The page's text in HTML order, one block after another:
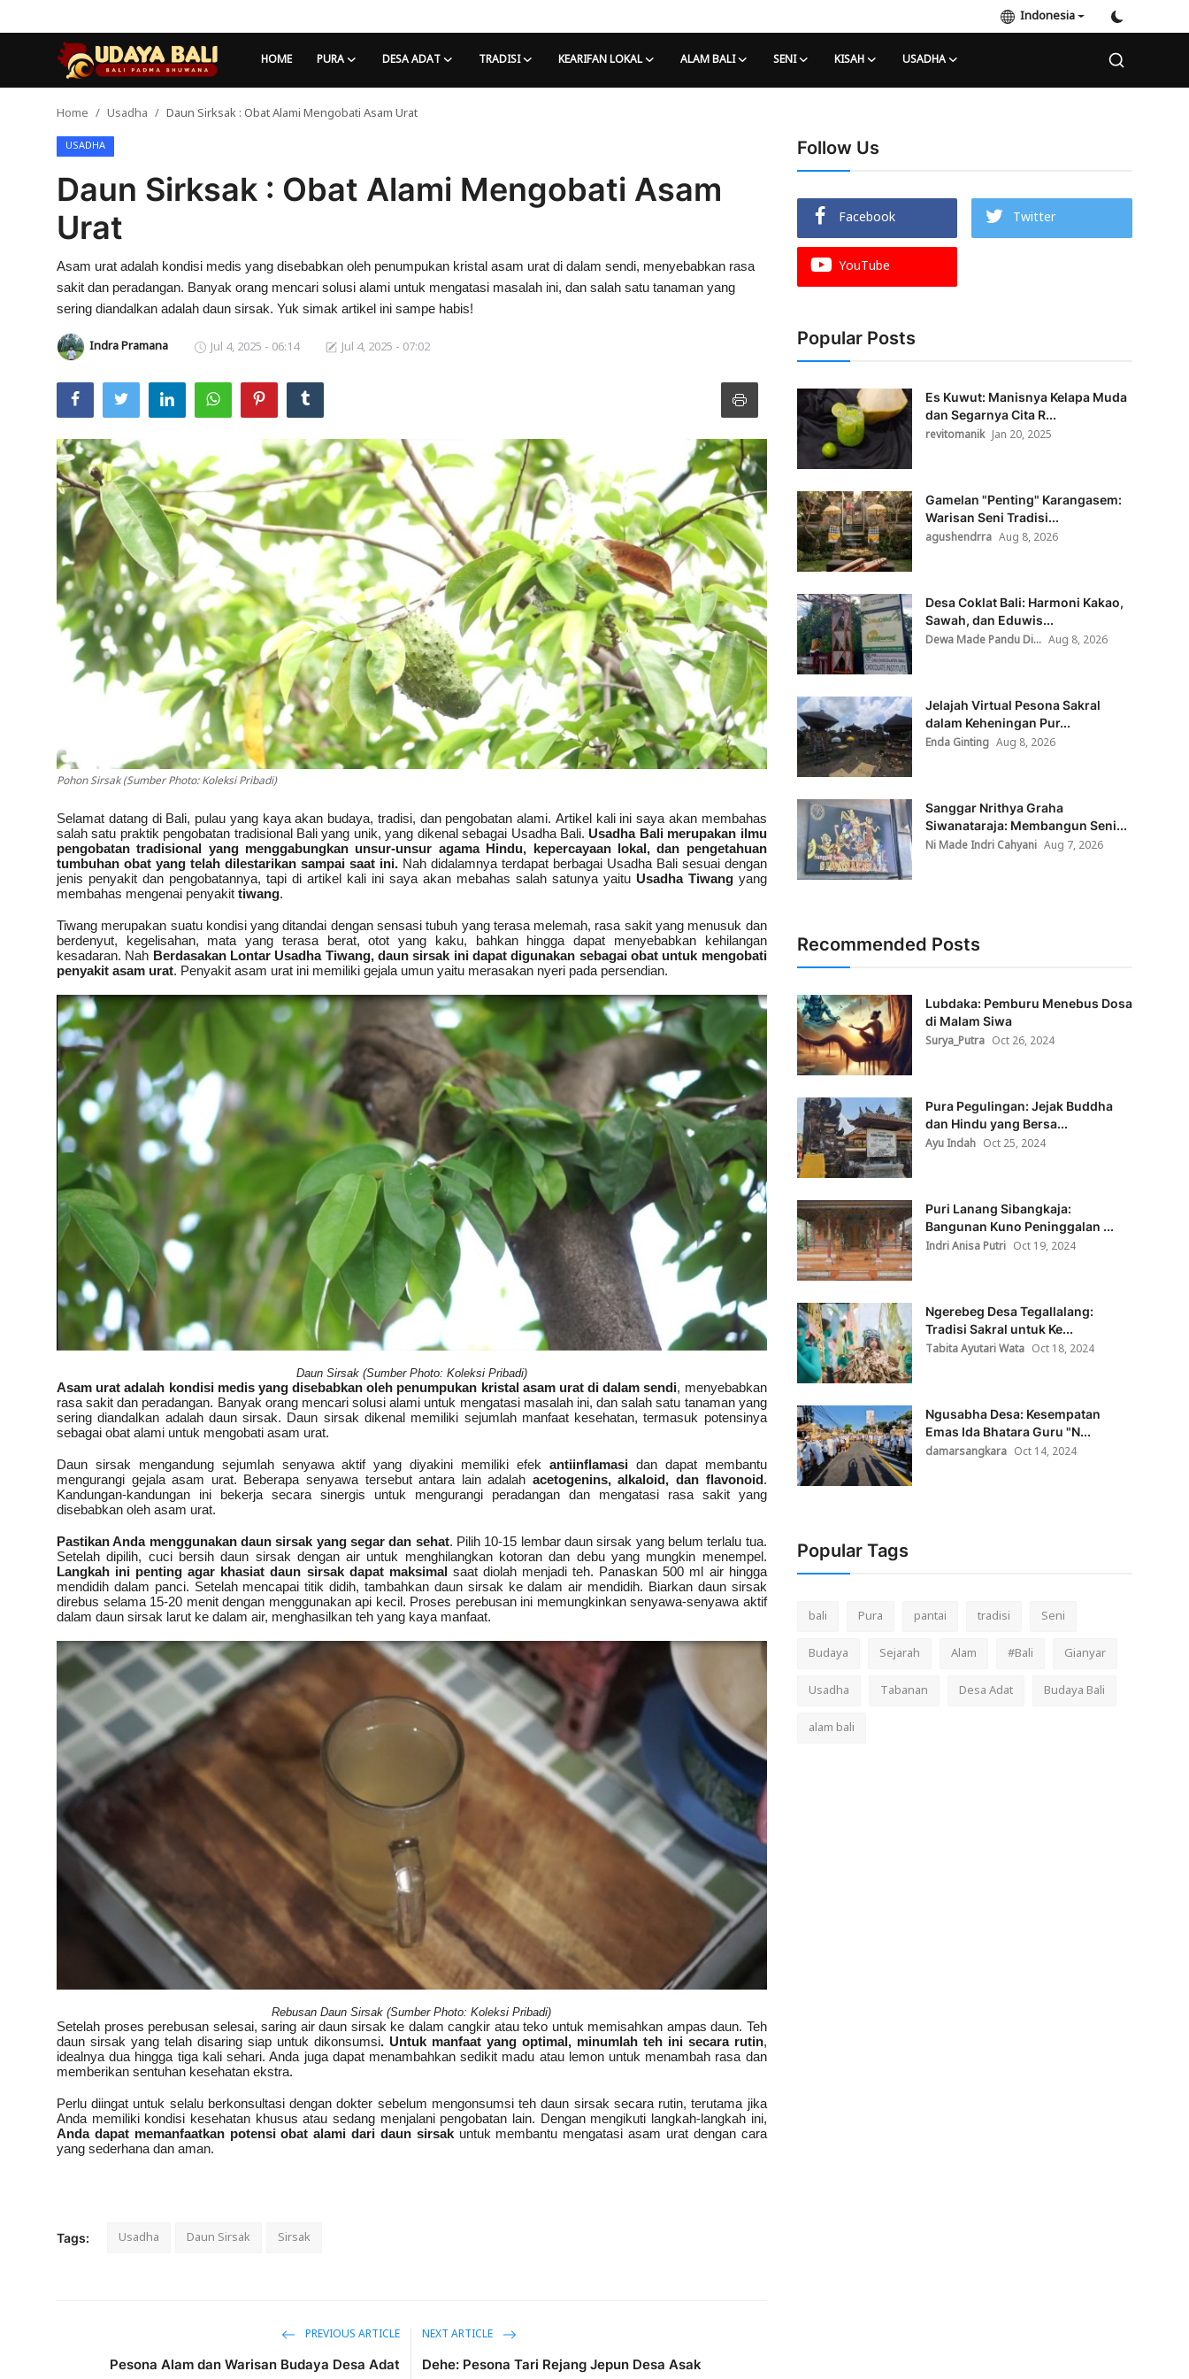
Indonesia
HOME PURA DESA ADAT TRADISI KEARIFAN LOKAL ALAM BALI SENI KISAH USADHA
Desa Adat
Kearifan lokal
Alam Bali
Indonesia
Home Usadha Daun Sirksak : Obat Alami Mengobati Asam Urat
USADHA
Daun Sirksak : Obat Alami Mengobati Asam
Urat
Asam urat adalah kondisi medis yang disebabkan oleh penumpukan kristal asam urat di dalam sendi, menyebabkan rasa
sakit dan peradangan. Banyak orang mencari solusi alami untuk mengatasi masalah ini, dan salah satu tanaman yang
sering diandalkan adalah daun sirsak. Yuk simak artikel ini sampe habis!
Indra Pramana Jul 4, 2025 - 06:14 Jul 4, 2025 - 07:02
Pohon Sirsak (Sumber Photo: Koleksi Pribadi)
Selamat datang di Bali, pulau yang kaya akan budaya, tradisi, dan pengobatan alami. Artikel kali ini saya akan membahas
salah satu praktik pengobatan tradisional Bali yang unik, yang dikenal sebagai Usadha Bali. Usadha Bali merupakan ilmu
pengobatan tradisional yang menggabungkan unsur-unsur agama Hindu, kepercayaan lokal, dan pengetahuan
tumbuhan obat yang telah dilestarikan sampai saat ini. Nah didalamnya terdapat berbagai Usadha Bali sesuai dengan
jenis penyakit dan pengobatannya, tapi di artikel kali ini saya akan mebahas salah satunya yaitu Usadha Tiwangyang
membahas mengenai penyakit tiwang.
Tiwang merupakan suatu kondisi yang ditandai dengan sensasi tubuh yang terasa melemah, rasa sakit yang menusuk dan
berdenyut, kegelisahan, mata yang terasa berat, otot yang kaku, bahkan hingga dapat menyebabkan kehilangan
kesadaran. Nah Berdasakan Lontar Usadha Tiwang,daun sirsak ini dapat digunakan sebagaiobat untuk mengobati
penyakit asam urat. Penyakit asam urat ini memiliki gejala umun yaitu merasakan nyeri pada persendian.
Daun Sirsak (Sumber Photo: Koleksi Pribadi)
Asam urat adalah kondisi medis yang disebabkan oleh penumpukan kristal asam urat di dalam sendi, menyebabkan
rasa sakit dan peradangan. Banyak orang mencari solusi alami untuk mengatasi masalah ini, dan salah satu tanaman yang
sering diandalkan adalah daun sirsak. Daun sirsak dikenal memiliki sejumlah manfaat kesehatan, termasuk potensinya
sebagai obat alami untuk mengobati asam urat.
Daun sirsak mengandung sejumlah senyawa aktif yang diyakini memiliki efek antiinflamasidan dapat membantu
mengurangi gejala asam urat. Beberapa senyawa tersebut antara lain adalah acetogenins, alkaloid, dan flavonoid.
Kandungan-kandungan ini bekerja secara sinergis untuk mengurangi peradangan dan mengatasi rasa sakit yang
disebabkan oleh asam urat.
Pastikan Anda menggunakan daun sirsak yang segar dan sehat. Pilih 10-15 lembar daun sirsak yang belum terlalu tua.
Setelah dipilih, cuci bersih daun sirsak dengan air untuk menghilangkan kotoran dan debu yang mungkin menempel.
Langkah ini penting agar khasiat daun sirsak dapat maksimalsaat diolah menjadi teh. Panaskan 500 ml air hingga
mendidih dalam panci. Setelah mencapai titik didih, tambahkan daun sirsak ke dalam air mendidih. Biarkan daun sirsak
direbus selama 15-20 menit dengan menggunakan api kecil. Proses perebusan ini memungkinkan senyawa-senyawa aktif
dalam daun sirsak larut ke dalam air, menghasilkan teh yang kaya manfaat.
Rebusan Daun Sirsak (Sumber Photo: Koleksi Pribadi)
Setelah proses perebusan selesai, saring air daun sirsak ke dalam cangkir atau teko untuk memisahkan ampas daun. Teh
daun sirsak yang telah disaring siap untuk dikonsumsi. Untuk manfaat yang optimal, minumlah teh ini secara rutin,
idealnya dua hingga tiga kali sehari. Anda juga dapat menambahkan sedikit madu atau lemon untuk menambah rasa dan
memberikan sentuhan kesehatan ekstra.
Perlu diingat untuk selalu berkonsultasi dengan dokter sebelum mengonsumsi teh daun sirsak secara rutin, terutama jika
Anda memiliki kondisi kesehatan khusus atau sedang menjalani pengobatan lain. Dengan mengikuti langkah-langkah ini,
Anda dapat memanfaatkan potensi obat alami dari daun sirsakuntuk membantu mengatasi asam urat dengan cara
yang sederhana dan aman.
Tags: Usadha Daun Sirsak Sirsak
PREVIOUS ARTICLE
Pesona Alam dan Warisan Budaya Desa Adat
NEXT ARTICLE
Dehe: Pesona Tari Rejang Jepun Desa Asak
Follow Us
Facebook
Twitter
YouTube
Popular Posts
Es Kuwut: Manisnya Kelapa Muda
dan Segarnya Cita R...
revitomanik Jan 20, 2025
Gamelan "Penting" Karangasem:
Warisan Seni Tradisi...
agushendrra Aug 8, 2026
Desa Coklat Bali: Harmoni Kakao,
Sawah, dan Eduwis...
Dewa Made Pandu Di... Aug 8, 2026
Jelajah Virtual Pesona Sakral
dalam Keheningan Pur...
Enda Ginting Aug 8, 2026
Sanggar Nrithya Graha
Siwanataraja: Membangun Seni...
Ni Made Indri Cahyani Aug 7, 2026
Recommended Posts
Lubdaka: Pemburu Menebus Dosa
di Malam Siwa
Surya_Putra Oct 26, 2024
Pura Pegulingan: Jejak Buddha
dan Hindu yang Bersa...
Ayu Indah Oct 25, 2024
Puri Lanang Sibangkaja:
Bangunan Kuno Peninggalan ...
Indri Anisa Putri Oct 19, 2024
Ngerebeg Desa Tegallalang:
Tradisi Sakral untuk Ke...
Tabita Ayutari Wata Oct 18, 2024
Ngusabha Desa: Kesempatan
Emas Ida Bhatara Guru "N...
damarsangkara Oct 14, 2024
Popular Tags
bali Pura pantai tradisi
Seni
Budaya
Sejarah Alam #Bali
Gianyar
Usadha
Tabanan Desa Adat
Budaya Bali
alam bali